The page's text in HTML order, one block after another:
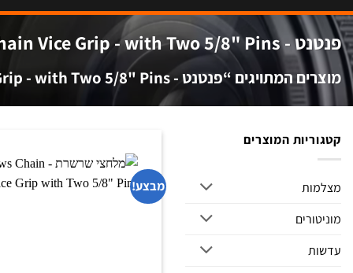
פנטנט - Matthews Chain Vice Grip - with Two 5/8" Pins
מוצרים המתויגים “פנטנט - Matthews Chain Vice Grip - with Two 5/8" Pins”
קטגוריות המוצרים
מצלמות
מוניטורים
עדשות
מבצע!